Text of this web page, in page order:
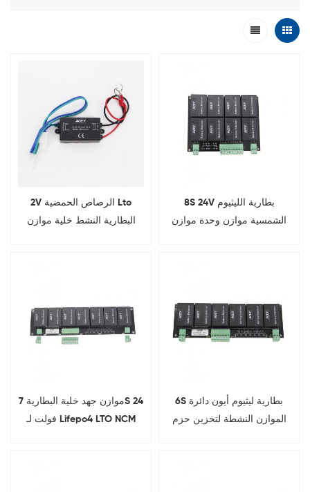
2V الرصاص الحمضية Lto
البطارية النشط خلية موازن
8S 24V بطارية الليثيوم
الشمسية موازن وحدة موازن
موازن جهد خلية البطارية 7S 24
فولت لـ Lifepo4 LTO NCM
6S بطارية ليثيوم أيون دائرة
الموازن النشطة لتخزين حزم